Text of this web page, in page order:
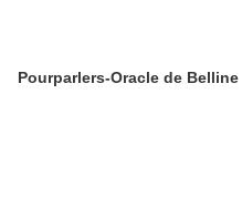
Pourparlers-Oracle de Belline